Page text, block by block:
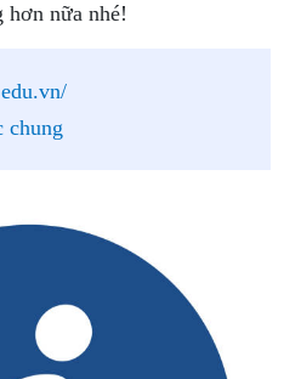
hơn nữa nhé!
chung